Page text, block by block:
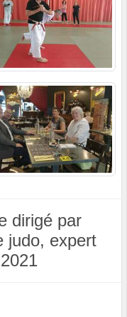
dirigé par
judo, expert